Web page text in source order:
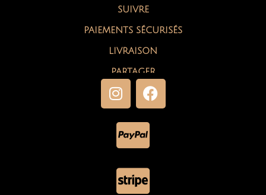
SUIVRE
PAIEMENTS SÉCURISÉS
LIVRAISON
PARTAGER